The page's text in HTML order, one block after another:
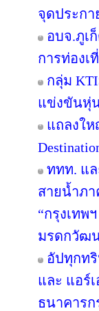
จุดประกา
อบจ.ภูเ
การท่องเ
กลุ่ม
แข่งขันหุ่
แถลงให
ททท. แล
สายน้ำภา
“กรุงเทพ
มรดกวัฒ
อัปทุกทริ
และ แอร์
ธนาคาร